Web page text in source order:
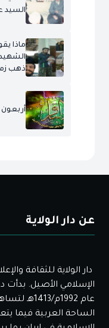
السيد
ماذا
ذهب
أربعون
عن دار الولاية
دار الولاية للثقافة
الإسلامي الأصيل. بدأت
عام 1992م/
الساحة العربية فيما